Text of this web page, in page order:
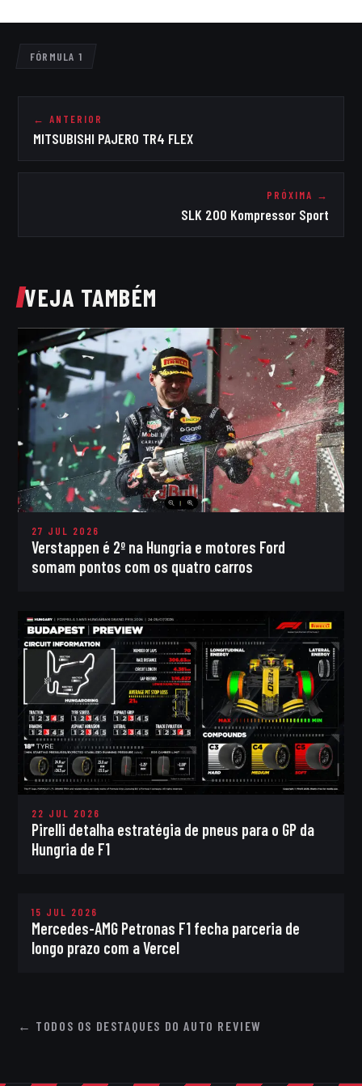
FÓRMULA 1
← ANTERIOR
MITSUBISHI PAJERO TR4 FLEX
PRÓXIMA →
SLK 200 Kompressor Sport
VEJA TAMBÉM
27 JUL 2026
Verstappen é 2º na Hungria e motores Ford
somam pontos com os quatro carros
22 JUL 2026
Pirelli detalha estratégia de pneus para o GP da
Hungria de F1
15 JUL 2026
Mercedes-AMG Petronas F1 fecha parceria de
longo prazo com a Vercel
← TODOS OS DESTAQUES DO AUTO REVIEW